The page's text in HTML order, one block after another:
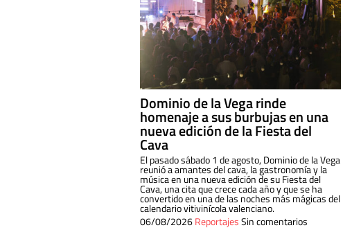
Dominio de la Vega rinde
homenaje a sus burbujas en una
nueva edición de la Fiesta del
Cava
El pasado sábado 1 de agosto, Dominio de la Vega
reunió a amantes del cava, la gastronomía y la
música en una nueva edición de su Fiesta del
Cava, una cita que crece cada año y que se ha
convertido en una de las noches más mágicas del
calendario vitivinícola valenciano.
06/08/2026ReportajesSin comentarios